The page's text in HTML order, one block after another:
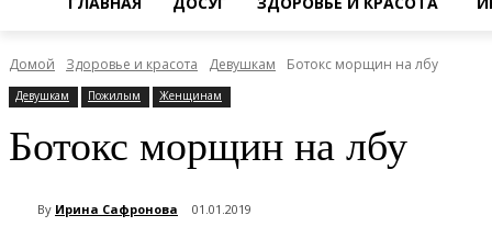
Домой Здоровье и красота Девушкам Ботокс морщин на лбу
Девушкам Пожилым Женщинам
Ботокс морщин на лбу
By Ирина Сафронова 01.01.2019